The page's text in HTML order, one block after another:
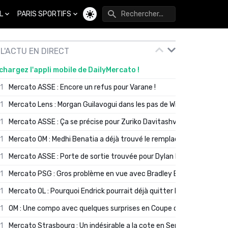
PARIS SPORTIFS
Changer de thème
L'ACTU EN DIRECT
l'appli mobile de DailyMercato !
Mercato ASSE : Encore un refus pour Varane !
Mercato Lens : Morgan Guilavogui dans les pas de Will Still ?
Mercato ASSE : Ça se précise pour Zuriko Davitashvili
Mercato OM : Medhi Benatia a déjà trouvé le remplaçant de Robinio
Mercato ASSE : Porte de sortie trouvée pour Dylan Batubinsika
Mercato PSG : Gros problème en vue avec Bradley Barcola ?
Mercato OL : Pourquoi Endrick pourrait déjà quitter Lyon en janvier
OM : Une compo avec quelques surprises en Coupe de France
Mercato Strasbourg : Un indésirable a la cote en Serie A